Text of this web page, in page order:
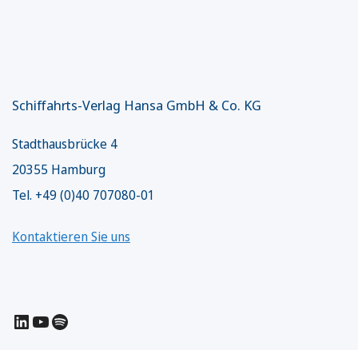
Schiffahrts-Verlag Hansa GmbH & Co. KG
Stadthausbrücke 4
20355 Hamburg
Tel. +49 (0)40 707080-01
Kontaktieren Sie uns
LinkedIn
YouTube
Spotify